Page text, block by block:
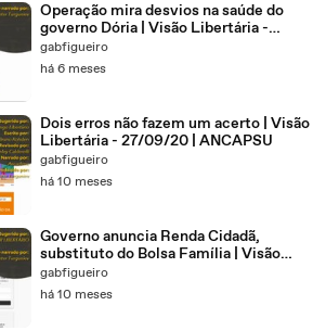
Operação mira desvios na saúde do
governo Dória | Visão Libertária -
27/09/20 | ANCAPSU
gabfigueiro
há 6 meses
Dois erros não fazem um acerto | Visão
Libertária - 27/09/20 | ANCAPSU
gabfigueiro
há 10 meses
Governo anuncia Renda Cidadã,
substituto do Bolsa Família | Visão
Libertária - 29/09/20 | ANCAPSU
gabfigueiro
há 10 meses